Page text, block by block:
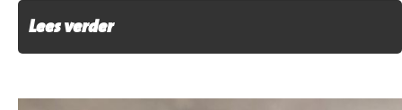
Lees verder